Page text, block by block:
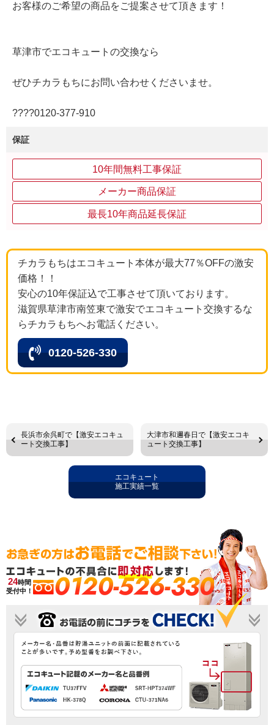
お客様のご希望の商品をご提案させて頂きます！
草津市でエコキュートの交換なら
ぜひチカラもちにお問い合わせくださいませ。
????0120‐377‐910
保証
10年間無料工事保証
メーカー商品保証
最長10年商品延長保証
チカラもちはエコキュート本体が最大77％OFFの激安
価格！！
安心の10年保証込で工事させて頂いております。
滋賀県草津市南笠東で激安でエコキュート交換するな
らチカラもちへお電話ください。
0120-526-330
長浜市余呉町で【激安エコキュ
ート交換工事】
大津市和邇春日で【激安エコキ
ュート交換工事】
エコキュート
施工実績一覧
24時間
受付中！
0120-526-330